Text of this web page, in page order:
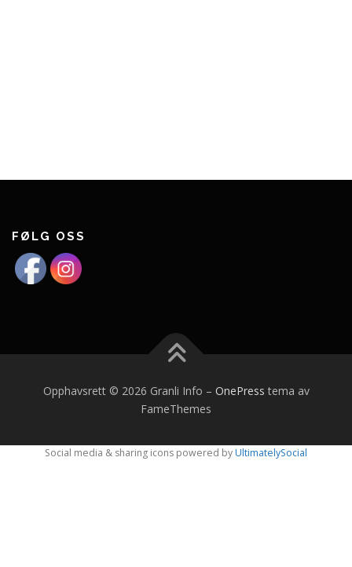
FØLG OSS
Opphavsrett © 2026 Granli Info – OnePress tema av
FameThemes
Social media & sharing icons powered byUltimatelySocial